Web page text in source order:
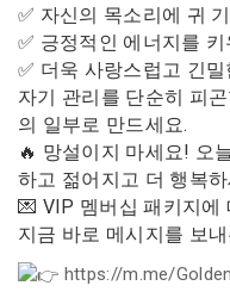
✅ 자신의 목소리에 귀
✅ 긍정적인 에너지를 키
✅ 더욱 사랑스럽고 긴
자기 관리를 단순히 피
의 일부로 만드세요.
🔥 망설이지 마세요! 오
하고 젊어지고 더 행복
💌 VIP 멤버십 패키지에
지금 바로 메시지를 보
https://m.me/